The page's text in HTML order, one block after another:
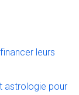
leurs
astrologie pour